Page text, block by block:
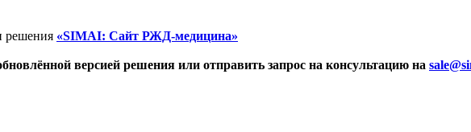
решения «SIMAI: Сайт РЖД-медицина»
версией решения или отправить запрос на консультацию на